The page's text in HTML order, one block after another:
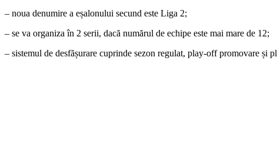
– noua denumire a eșalonului secund este Liga 2;
– se va organiza în 2 serii, dacă numărul de echipe este mai mare de 12;
– sistemul de desfășurare cuprinde sezon regulat, play-off promovare și